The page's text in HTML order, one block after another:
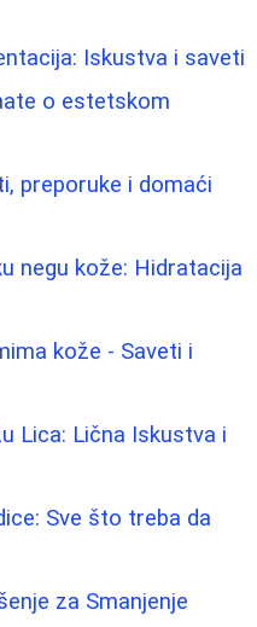
Iskustva i saveti
o estetskom
preporuke i domaći
negu kože: Hidratacija
kože - Saveti i
Lica: Lična Iskustva i
Sve što treba da
za Smanjenje